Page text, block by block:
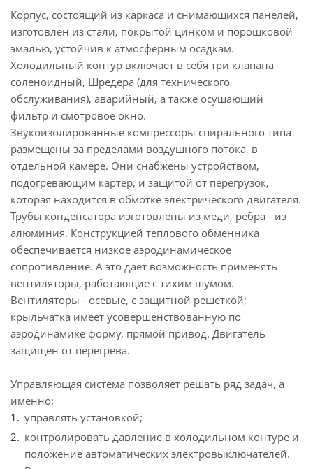
Корпус, состоящий из каркаса и снимающихся панелей,
изготовлен из стали, покрытой цинком и порошковой
эмалью, устойчив к атмосферным осадкам.
Холодильный контур включает в себя три клапана -
соленоидный, Шредера (для технического
обслуживания), аварийный, а также осушающий
фильтр и смотровое окно.
Звукоизолированные компрессоры спирального типа
размещены за пределами воздушного потока, в
отдельной камере. Они снабжены устройством,
подогревающим картер, и защитой от перегрузок,
которая находится в обмотке электрического двигателя.
Трубы конденсатора изготовлены из меди, ребра - из
алюминия. Конструкцией теплового обменника
обеспечивается низкое аэродинамическое
сопротивление. А это дает возможность применять
вентиляторы, работающие с тихим шумом.
Вентиляторы - осевые, с защитной решеткой;
крыльчатка имеет усовершенствованную по
аэродинамике форму, прямой привод. Двигатель
защищен от перегрева.
Управляющая система позволяет решать ряд задач, а
именно:
управлять установкой;
контролировать давление в холодильном контуре и
положение автоматических электровыключателей.